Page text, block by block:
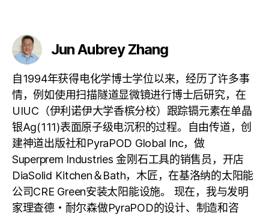
Jun Aubrey Zhang
自1994年获得电化学博士学位以来，经历了许多事
情，例如使用扫描隧道显微镜进行博士后研究，在
UIUC（伊利诺伊大学香槟分校）跟踪镉元素在单晶
银Ag(111)表面原子级电沉积的过程。自由传道，创
建神道出版社和PyraPOD Global Inc，做
Superprem Industries 金刚石工具的销售员，开店
DiaSolid Kitchen＆Bath，木匠，在基洛纳的太阳能
公司CRE Green安装太阳能设施。 现在，我与发明
家理查德・耐尔森做PyraPOD的设计、制造和咨